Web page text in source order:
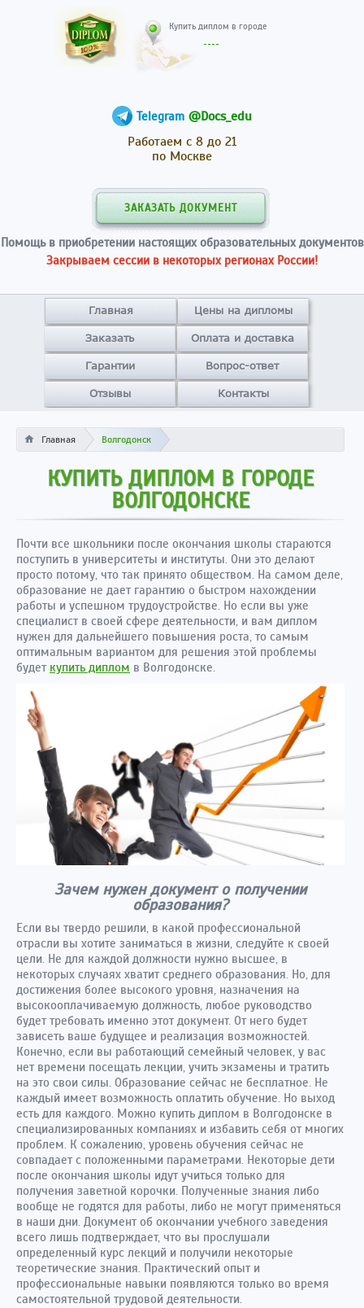
Telegram @Docs_edu
Работаем с 8 до 21
по Москве
ЗАКАЗАТЬ ДОКУМЕНТ
Помощь в приобретении настоящих образовательных документов
Закрываем сессии в некоторых регионах России!
Главная Цены на дипломы
Заказать Оплата и доставка
Гарантии Вопрос-ответ
Отзывы Контакты
Главная Волгодонск
КУПИТЬ ДИПЛОМ В ГОРОДЕ
ВОЛГОДОНСКЕ
Почти все школьники после окончания школы стараются
поступить в университеты и институты. Они это делают
просто потому, что так принято обществом. На самом деле,
образование не дает гарантию о быстром нахождении
работы и успешном трудоустройстве. Но если вы уже
специалист в своей сфере деятельности, и вам диплом
нужен для дальнейшего повышения роста, то самым
оптимальным вариантом для решения этой проблемы
будет купить диплом в Волгодонске.
Зачем нужен документ о получении
образования?
Если вы твердо решили, в какой профессиональной
отрасли вы хотите заниматься в жизни, следуйте к своей
цели. Не для каждой должности нужно высшее, в
некоторых случаях хватит среднего образования. Но, для
достижения более высокого уровня, назначения на
высокооплачиваемую должность, любое руководство
будет требовать именно этот документ. От него будет
зависеть ваше будущее и реализация возможностей.
Конечно, если вы работающий семейный человек, у вас
нет времени посещать лекции, учить экзамены и тратить
на это свои силы. Образование сейчас не бесплатное. Не
каждый имеет возможность оплатить обучение. Но выход
есть для каждого. Можно купить диплом в Волгодонске в
специализированных компаниях и избавить себя от многих
проблем. К сожалению, уровень обучения сейчас не
совпадает с положенными параметрами. Некоторые дети
после окончания школы идут учиться только для
получения заветной корочки. Полученные знания либо
вообще не годятся для работы, либо не могут применяться
в наши дни. Документ об окончании учебного заведения
всего лишь подтверждает, что вы прослушали
определенный курс лекций и получили некоторые
теоретические знания. Практический опыт и
профессиональные навыки появляются только во время
самостоятельной трудовой деятельности.